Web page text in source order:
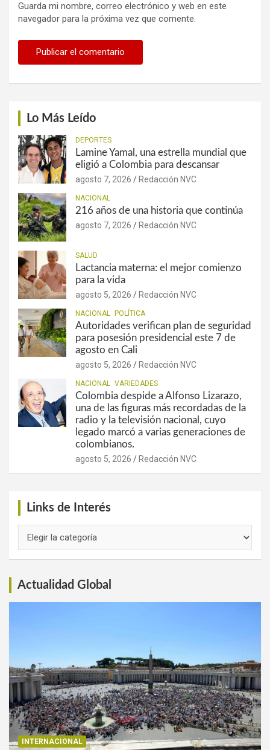
Guarda mi nombre, correo electrónico y web en este
navegador para la próxima vez que comente.
Lo Más Leído
DEPORTES
Lamine Yamal, una estrella mundial que
eligió a Colombia para descansar
agosto 7, 2026 Redacción NVC
NACIONAL
216 años de una historia que continúa
agosto 7, 2026 Redacción NVC
SALUD
Lactancia materna: el mejor comienzo
para la vida
agosto 5, 2026 Redacción NVC
NACIONAL POLÍTICA
Autoridades verifican plan de seguridad
para posesión presidencial este 7 de
agosto en Cali
agosto 5, 2026 Redacción NVC
NACIONAL VARIEDADES
Colombia despide a Alfonso Lizarazo,
una de las figuras más recordadas de la
radio y la televisión nacional, cuyo
legado marcó a varias generaciones de
colombianos.
agosto 5, 2026 Redacción NVC
Links de Interés
Actualidad Global
INTERNACIONAL